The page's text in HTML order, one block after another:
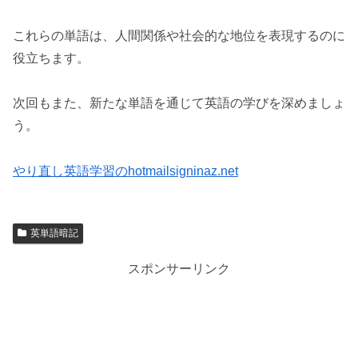
これらの単語は、人間関係や社会的な地位を表現するのに
役立ちます。
次回もまた、新たな単語を通じて英語の学びを深めましょ
う。
やり直し英語学習のhotmailsigninaz.net
英単語暗記
スポンサーリンク